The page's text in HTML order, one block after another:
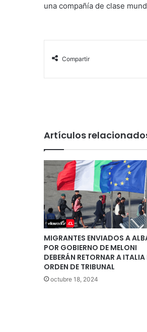
una compañía de clase
Compartir
Artículos
MIGRANTES ENVIADOS A
POR GOBIERNO DE MELONI
DEBERÁN RETORNAR A ITALIA
ORDEN DE TRIBUNAL
octubre 18, 2024